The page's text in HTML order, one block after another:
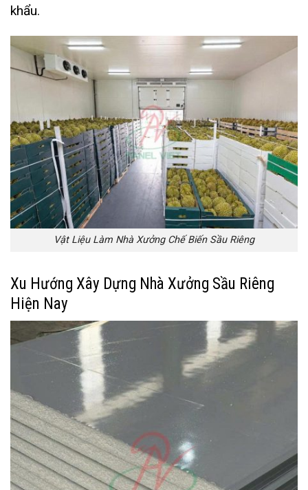
khẩu.
Vật Liệu Làm Nhà Xưởng Chế Biến Sầu Riêng
Xu Hướng Xây Dựng Nhà Xưởng Sầu Riêng
Hiện Nay